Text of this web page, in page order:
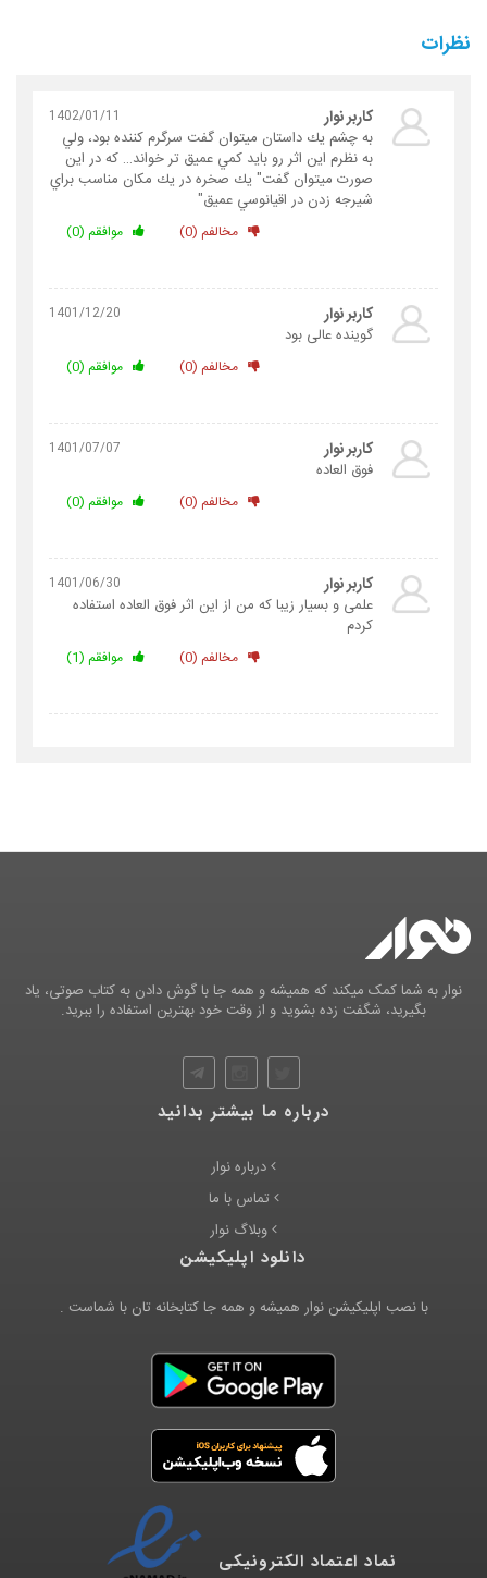
نظرات
1402/01/11 کاربر نوار
به چشم يك داستان ميتوان گفت سرگرم كننده بود، ولي
به نظرم اين اثر رو بايد كمي عميق تر خواند… كه در اين
صورت ميتوان گفت" يك صخره در يك مكان مناسب براي
شيرجه زدن در اقيانوسي عميق"
موافقم (0) مخالفم (0)
1401/12/20 کاربر نوار
گوینده عالی بود
موافقم (0) مخالفم (0)
1401/07/07 کاربر نوار
فوق العاده
موافقم (0) مخالفم (0)
1401/06/30 کاربر نوار
علمی و بسیار زیبا که من از این اثر فوق العاده استفاده
کردم
موافقم (1) مخالفم (0)
نوار به شما کمک میکند که همیشه و همه جا با گوش دادن به کتاب صوتی، یاد
بگیرید، شگفت زده بشوید و از وقت خود بهترین استفاده را ببرید.
درباره ما بیشتر بدانید
درباره نوار
تماس با ما
وبلاگ نوار
دانلود اپلیکیشن
با نصب اپلیکیشن نوار همیشه و همه جا کتابخانه تان با شماست .
نماد اعتماد الکترونیکی